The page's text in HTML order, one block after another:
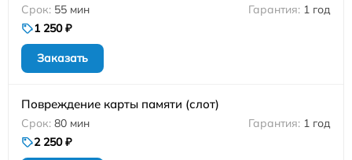
55 мин
1 год
1 250 ₽
Заказать
Повреждение карты памяти (слот)
80 мин
1 год
2 250 ₽